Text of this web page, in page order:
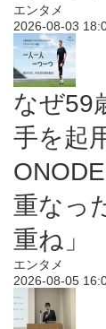
エンタメ
2026-08-03
なぜ59
手を起
重なっ
重ね」
エンタメ
2026-08-05